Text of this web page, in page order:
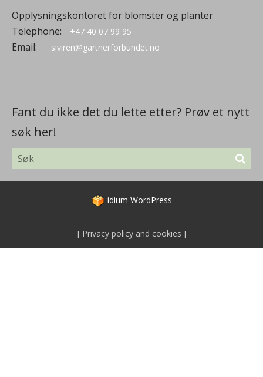
Opplysningskontoret for blomster og planter
Telephone:
+47 40 07 99 95
Email: siviren@gartnerforbundet.no
Fant du ikke det du lette etter? Prøv et nytt
søk her!
idium WordPress
Privacy policy and cookies